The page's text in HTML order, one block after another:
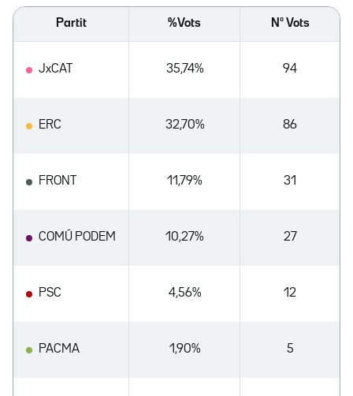
Partit %Vots Nº Vots
JxCAT 35,74% 94
ERC 32,70% 86
FRONT 11,79% 31
COMÚ PODEM 10,27% 27
PSC 4,56% 12
PACMA 1,90% 5